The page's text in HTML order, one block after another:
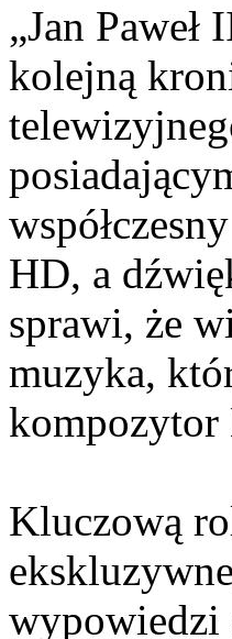
„Jan
kolejną
HD, a
sprawi, że
muzyka,
kompozytor
Kluczową
wypowiedzi